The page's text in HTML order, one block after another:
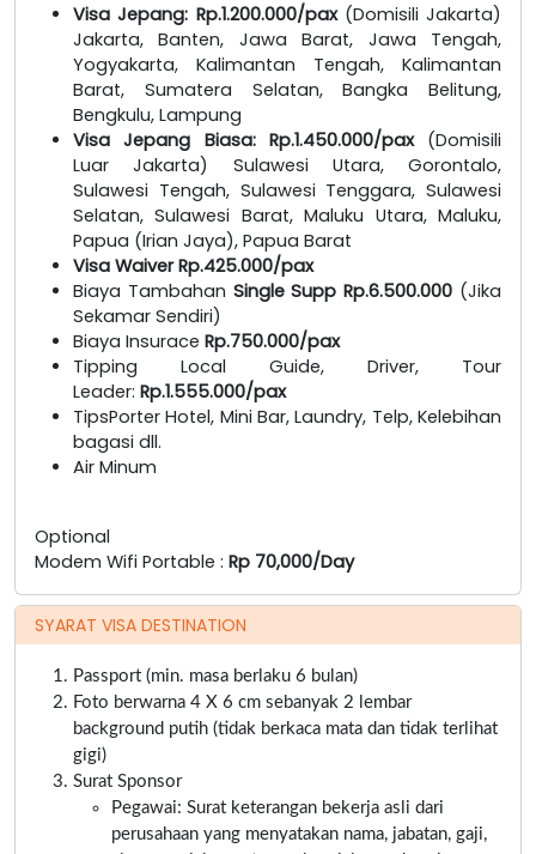
Visa Jepang: Rp.1.200.000/pax(Domisili Jakarta)
Jakarta, Banten, Jawa Barat, Jawa Tengah,
Yogyakarta, Kalimantan Tengah, Kalimantan
Barat, Sumatera Selatan, Bangka Belitung,
Bengkulu, Lampung
Visa Jepang Biasa: Rp.1.450.000/pax(Domisili
Luar Jakarta) Sulawesi Utara, Gorontalo,
Sulawesi Tengah, Sulawesi Tenggara, Sulawesi
Selatan, Sulawesi Barat, Maluku Utara, Maluku,
Papua (Irian Jaya), Papua Barat
Visa Waiver Rp.425.000/pax
Biaya Tambahan Single Supp Rp.6.500.000 (Jika
Sekamar Sendiri)
Biaya Insurace Rp.750.000/pax
Tipping Local Guide, Driver, Tour
Leader: Rp.1.555.000/pax
TipsPorter Hotel, Mini Bar, Laundry, Telp, Kelebihan
bagasi dll.
Air Minum
Optional
Modem Wifi Portable : Rp 70,000/Day
SYARAT VISA DESTINATION
Passport (min. masa berlaku 6 bulan)
Foto berwarna 4 X 6 cm sebanyak 2 lembar
background putih (tidak berkaca mata dan tidak terlihat
gigi)
Surat Sponsor
Pegawai: Surat keterangan bekerja asli dari
perusahaan yang menyatakan nama, jabatan, gaji,